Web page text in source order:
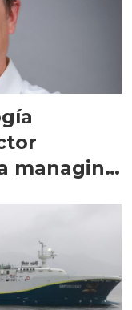
managing